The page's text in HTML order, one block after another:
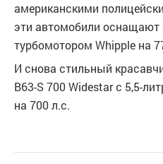
американскими
эти автомобили
турбомотором Whipple на
И снова стильный
B63-S 700 Widestar с 5,5-
на 700 л.с.